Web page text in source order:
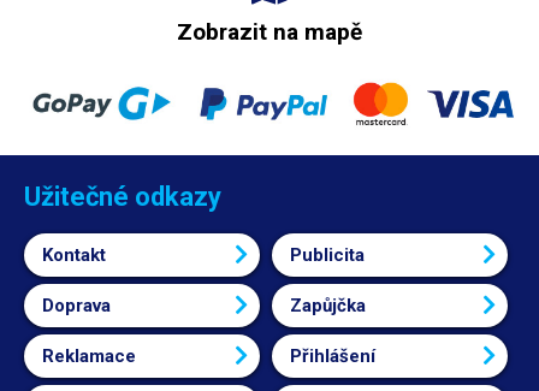
Zobrazit na mapě
Užitečné odkazy
Kontakt Publicita
Doprava Zapůjčka
Reklamace Přihlášení